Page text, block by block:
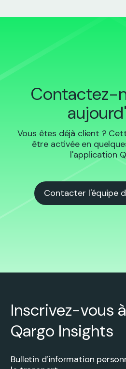
Contactez-
Vous êtes déjà client ?
être activée en
l'application
Contacter l'équipe
Inscrivez-vous à
Qargo Insights
Bulletin d’information